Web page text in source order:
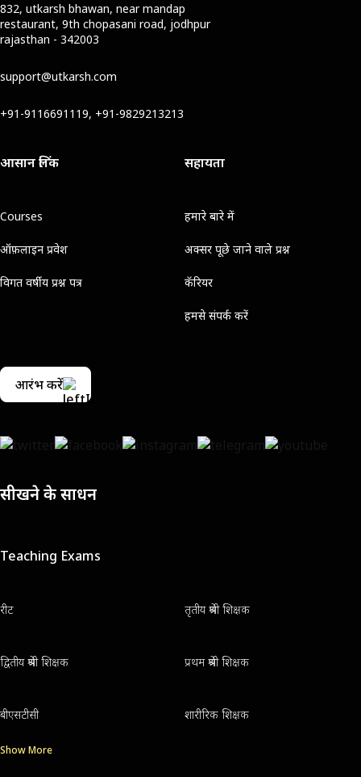
832, utkarsh bhawan, near mandap
restaurant, 9th chopasani road, jodhpur
rajasthan - 342003
support@utkarsh.com
+91-9116691119, +91-9829213213
आसान लिंक
Courses
ऑफ़लाइन प्रवेश
विगत वर्षीय प्रश्न पत्र
सहायता
हमारे बारे में
अक्सर पूछे जाने वाले प्रश्न
कॅरियर
हमसे संपर्क करें
आरंभ करें
सीखने के साधन
Teaching Exams
रीट तृतीय श्रेणी शिक्षक
द्वितीय श्रेणी शिक्षक प्रथम श्रेणी शिक्षक
बीएसटीसी शारीरिक शिक्षक
Show More